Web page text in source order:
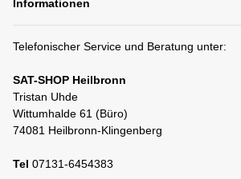
Informationen
Telefonischer Service und Beratung unter:
SAT-SHOP Heilbronn
Tristan Uhde
Wittumhalde 61 (Büro)
74081 Heilbronn-Klingenberg
Tel 07131-6454383